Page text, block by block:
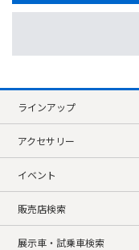
ラインアップ
アクセサリー
イベント
販売店検索
展示車・試乗車検索